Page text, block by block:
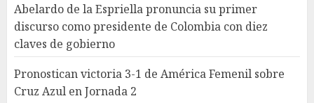
Abelardo de la Espriella pronuncia su primer
discurso como presidente de Colombia con diez
claves de gobierno
Pronostican victoria 3-1 de América Femenil sobre
Cruz Azul en Jornada 2
5
Persisten dudas y retos en la
AGOSTO 8, 2026